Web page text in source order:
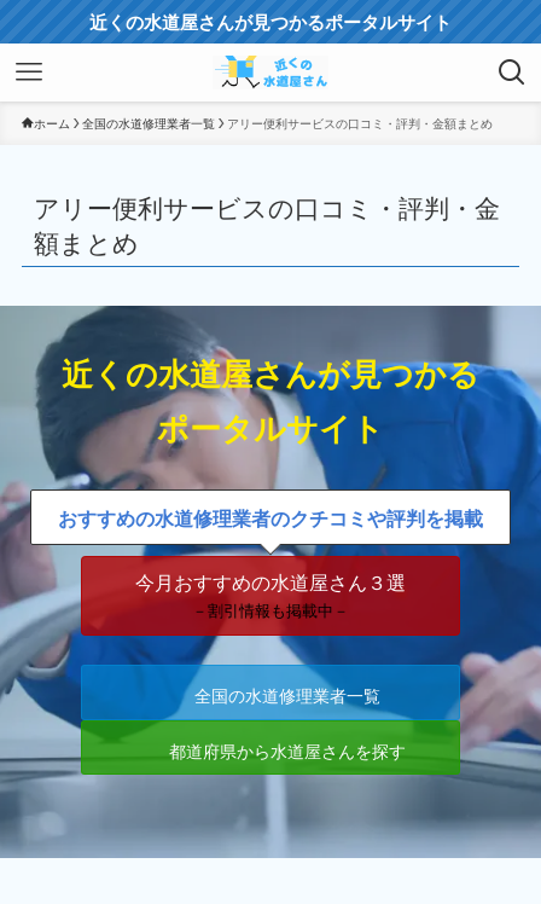
近くの水道屋さんが見つかるポータルサイト
ホーム 全国の水道修理業者一覧 アリー便利サービスの口コミ・評判・金額まとめ
アリー便利サービスの口コミ・評判・金
額まとめ
近くの水道屋さんが見つかる
ポータルサイト
おすすめの水道修理業者のクチコミや評判を掲載
今月おすすめの水道屋さん３選
－割引情報も掲載中－
全国の水道修理業者一覧
都道府県から水道屋さんを探す